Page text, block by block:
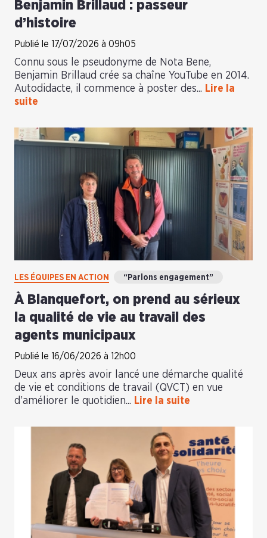
Benjamin Brillaud : passeur
d’histoire
Publié le 17/07/2026 à 09h05
Connu sous le pseudonyme de Nota Bene,
Benjamin Brillaud crée sa chaîne YouTube en 2014.
Autodidacte, il commence à poster des... Lire la
suite
LES ÉQUIPES EN ACTION “Parlons engagement”
À Blanquefort, on prend au sérieux
la qualité de vie au travail des
agents municipaux
Publié le 16/06/2026 à 12h00
Deux ans après avoir lancé une démarche qualité
de vie et conditions de travail (QVCT) en vue
d’améliorer le quotidien... Lire la suite